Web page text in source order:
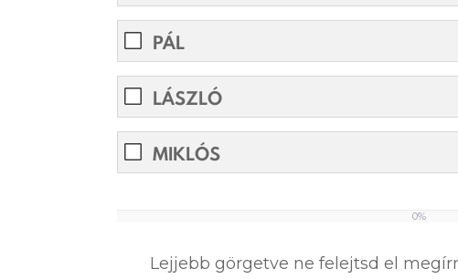
PÁL
LÁSZLÓ
MIKLÓS
0%
Lejjebb görgetve ne felejtsd el